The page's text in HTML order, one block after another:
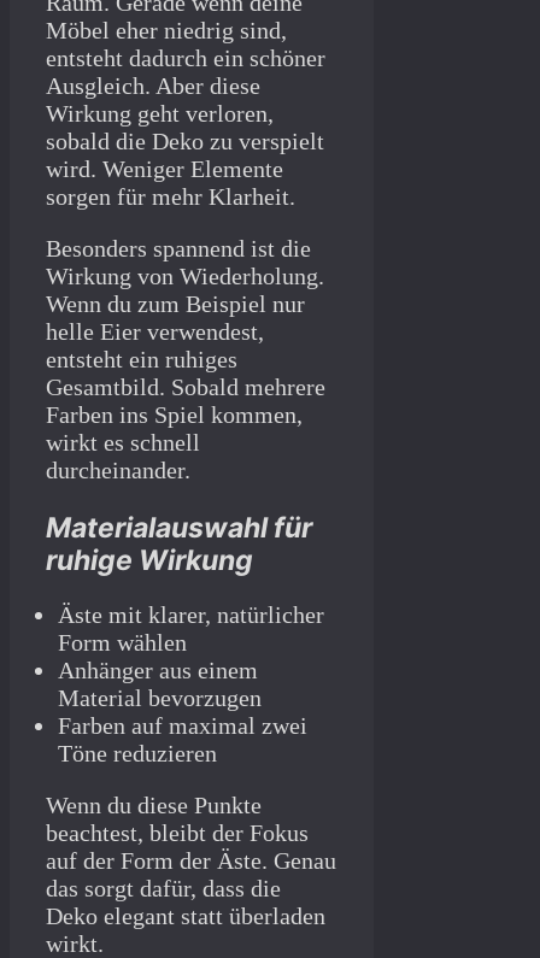
Möbel eher niedrig sind,
entsteht dadurch ein schöner
Ausgleich. Aber diese
Wirkung geht verloren,
sobald die Deko zu verspielt
wird. Weniger Elemente
sorgen für mehr Klarheit.
Besonders spannend ist die
Wirkung von Wiederholung.
Wenn du zum Beispiel nur
helle Eier verwendest,
entsteht ein ruhiges
Gesamtbild. Sobald mehrere
Farben ins Spiel kommen,
wirkt es schnell
durcheinander.
Materialauswahl für
ruhige Wirkung
Äste mit klarer, natürlicher
Form wählen
Anhänger aus einem
Material bevorzugen
Farben auf maximal zwei
Töne reduzieren
Wenn du diese Punkte
beachtest, bleibt der Fokus
auf der Form der Äste. Genau
das sorgt dafür, dass die
Deko elegant statt überladen
wirkt.